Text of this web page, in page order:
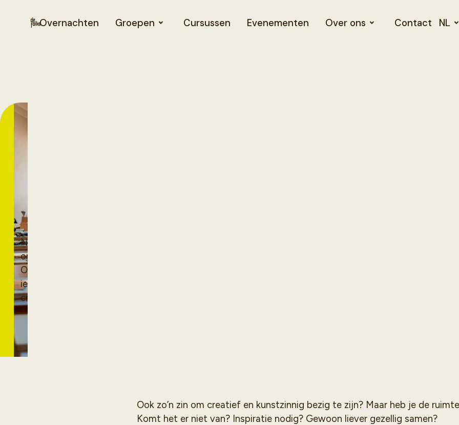
Overnachten Groepen Cursussen Evenementen Over ons Contact NL
Open
Atelier
Nieuw: Deze winter
organiseren wij een
Open Atelier voor
iedereen die graag
creatief en kunstzinnig
bezig wil zijn!
Ook zo’n zin om creatief en kunstzinnig bezig te zijn? Maar heb je de
Komt het er niet van? Inspiratie nodig? Gewoon liever gezellig samen?